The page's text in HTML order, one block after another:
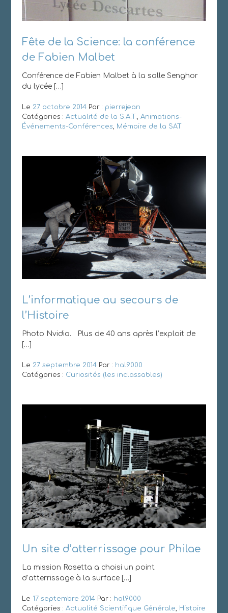
Fête de la Science: la conférence
de Fabien Malbet
Conférence de Fabien Malbet à la salle Senghor
du lycée […]
Le 27 octobre 2014Par : pierrejean
Catégories : Actualité de la S.A.T.
Animations-
Événements-Conférences
Mémoire de la SAT
L’informatique au secours de
l’Histoire
Photo Nvidia. Plus de 40 ans après l’exploit de
[…]
Le 27 septembre 2014Par : hal9000
Catégories : Curiosités (les inclassables)
Un site d’atterrissage pour Philae
La mission Rosetta a choisi un point
d’atterrissage à la surface […]
Le 17 septembre 2014Par : hal9000
Catégories : Actualité Scientifique Générale, Histoire